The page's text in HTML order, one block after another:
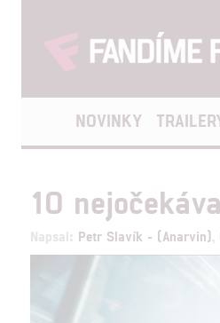
NOVINKY
10
Napsal: Petr Slavík - (Anarvin)